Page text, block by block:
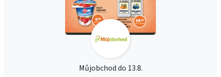
Můjobchod do 13.8.